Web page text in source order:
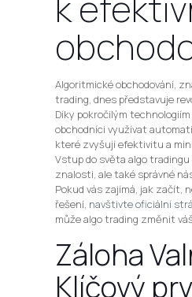
Algoritmické obchodování,
trading, dnes představuje
Díky pokročilým
obchodníci využívat
které zvyšují efektivitu a
Vstup do světa algo tradingu
znalosti, ale také správné
Pokud vás zajímá, jak začít,
řešení, navštivte oficiální
může algo trading změnit
Záloha
Klíčový